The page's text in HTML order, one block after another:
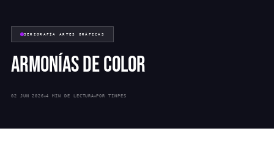
SERIGRAFÍA ARTES GRÁFICAS
ARMONÍAS DE COLOR
02 JUN 2026 4 MIN DE LECTURA POR TINPES